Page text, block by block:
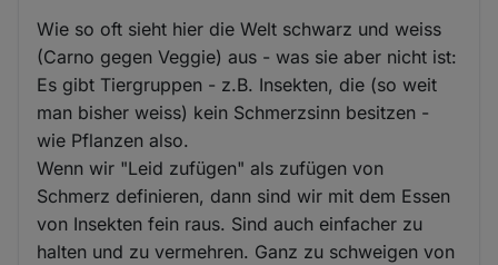
Wie so oft sieht hier die Welt schwarz und weiss
(Carno gegen Veggie) aus - was sie aber nicht ist:
Es gibt Tiergruppen - z.B. Insekten, die (so weit
man bisher weiss) kein Schmerzsinn besitzen -
wie Pflanzen also.
Wenn wir "Leid zufügen" als zufügen von
Schmerz definieren, dann sind wir mit dem Essen
von Insekten fein raus. Sind auch einfacher zu
halten und zu vermehren. Ganz zu schweigen von